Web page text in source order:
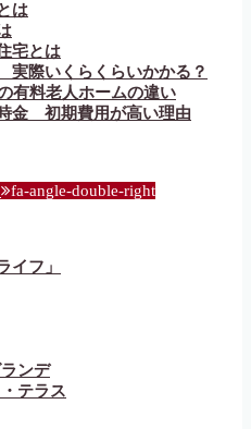
は
宅とは
際いくらくらいかかる？
有料老人ホームの違い
金 初期費用が高い理由
fa-angle-double-right
イフ」
ンデ
テラス